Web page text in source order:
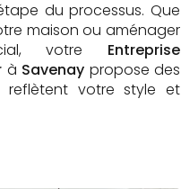
du processus. Que
maison ou aménager
votre Entreprise
à Savenay propose des
reflètent votre style et